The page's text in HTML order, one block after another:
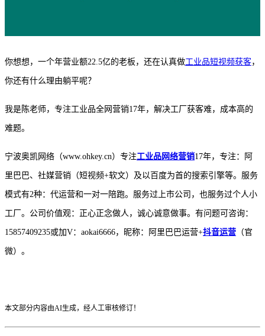
你想想，一个年营业额22.5亿的老板，还在认真做工业品短视频获客，
你还有什么理由躺平呢？
我是陈老师，专注工业品全网营销17年，解决工厂获客难，成本高的
难题。
宁波奥凯网络（www.ohkey.cn）专注工业品网络营销17年，专注：阿
里巴巴、社媒营销（短视频+软文）及以百度为首的搜索引擎等。服务
模式有2种：代运营和一对一陪跑。服务过上市公司，也服务过个人小
工厂。公司价值观：正心正念做人，诚心诚意做事。有问题可咨询：
15857409235或加V：aokai6666，昵称：阿里巴巴运营+抖音运营 （官
微）。
本文部分内容由AI生成，经人工审核修订！